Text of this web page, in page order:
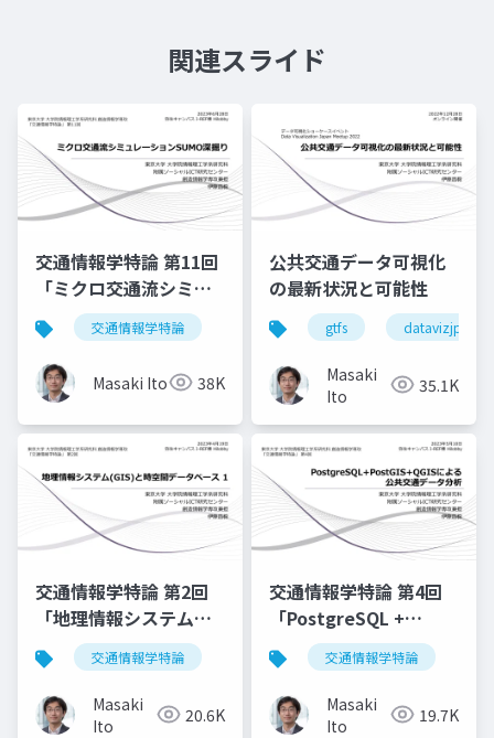
関連スライド
交通情報学特論 第11回
「ミクロ交通流シミュ
レーションSUMO深掘
り」講師：伊藤昌毅
交通情報学特論
Masaki Ito 38K
公共交通データ可視化
の最新状況と可能性
gtfs datavizjp
Masaki
Ito
35.1K
交通情報学特論 第2回
「地理情報システム
(GIS)と時空間データベ
ース 1」講師：伊藤昌
毅
交通情報学特論
Masaki
Ito
20.6K
交通情報学特論 第4回
「PostgreSQL +
PostGIS + QGIS による
公共交通データ分析
1」講師：伊藤昌毅
交通情報学特論
Masaki
Ito
19.7K